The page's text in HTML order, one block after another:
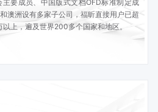
要成员、中国版式文档OFD标准制定成
澳洲设有多家子公司，福昕直接用户已超
上，遍及世界200多个国家和地区。